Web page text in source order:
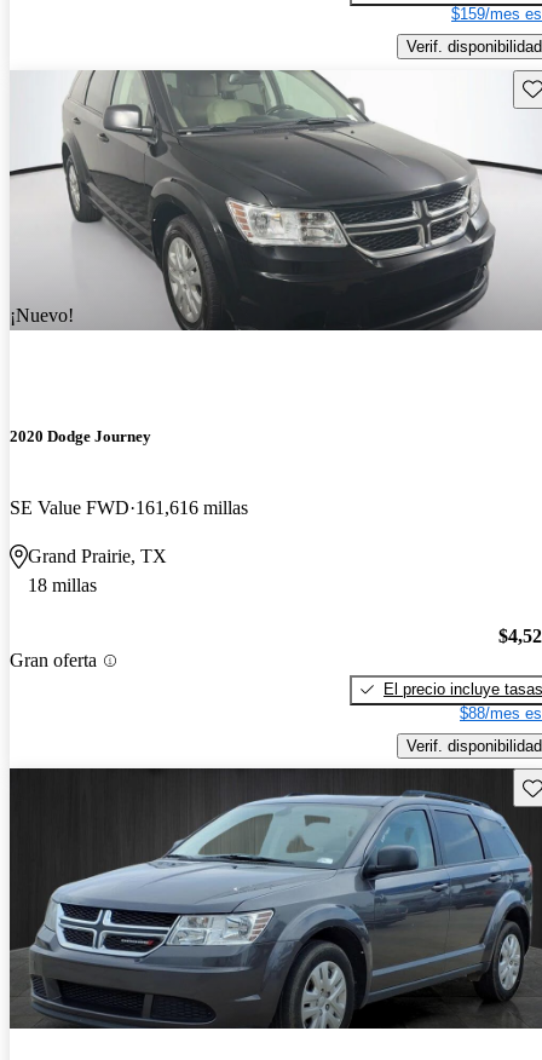
$159/mes
Verif. disponibilidad
¡Nuevo!
2020 Dodge Journey
SE Value FWD 161,616 millas
Grand Prairie, TX
18 millas
Gran oferta
El precio incluye tasas
$88/mes
Verif. disponibilidad